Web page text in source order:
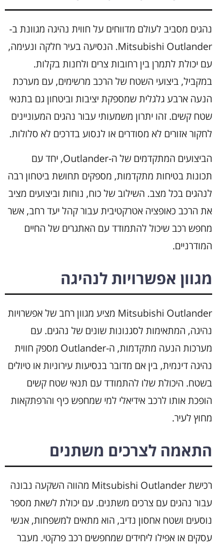
נהגים מסביב לעולם מדווחים על חווית נהיגה מגוונת ב-
Mitsubishi Outlander. הנסיעה בעיר חלקה ונעימה,
עם יכולת לתמרן בין רחובות צרים ולחנות בקלות.
במקביל, ביצועי השטח של הרכב מרשימים, עם מערכת
הנעה ארבע גלגלית שמספקת יציבות וביטחון גם בתנאי
שטח קשים. זהו יתרון משמעותי עבור נהגים המעוניינים
לחקור אזורים לא מסודרים או לנסוע בדרכים לא סלולות.
הביצועים המתקדמים של ה-Outlander, יחד עם
תכונות בטיחות מתקדמות, מספקים תחושת ביטחון רבה
לנהגים בכל מצב. השילוב של כוח, נוחות וביצועים מציב
את הרכב כאופציה אטרקטיבית עבור קהל יעד רחב, אשר
מחפש רכב שיכול להתמודד עם האתגרים של החיים
המודרניים.
מגוון אפשרויות לנהיגה
Mitsubishi Outlander מציע מגוון רחב של אפשרויות
נהיגה, המתאימות לסגנונות שונים של נהגים. עם
מערכות הנעה מתקדמות, ה-Outlander מספק חווית
נהיגה דינמית, בין אם מדובר בנסיעות עירוניות או טיולים
בשטח. היכולת שלו להתמודד עם תנאי שטח קשים
הופכת אותו לרכב אידיאלי למי שמחפש כיף והרפתקאות
מחוץ לעיר.
התאמה לצרכים משתנים
רכישת Mitsubishi Outlander מהווה השקעה נבונה
עבור נהגים עם צרכים משתנים. עם יכולת לשאת מספר
נוסעים ושטח אחסון נדיב, הוא מתאים למשפחות, אנשי
עסקים או אפילו ליחידים שמחפשים רכב פרקטי. מעבר